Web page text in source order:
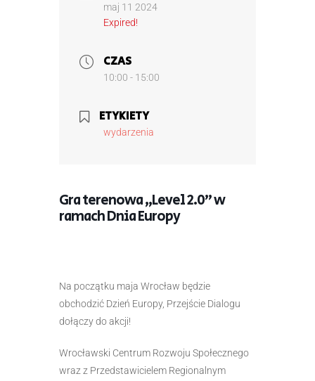
maj 11 2024
Expired!
CZAS
10:00 - 15:00
ETYKIETY
wydarzenia
Gra terenowa „Level 2.0” w
ramach Dnia Europy
Na początku maja Wrocław będzie
obchodzić Dzień Europy, Przejście Dialogu
dołączy do akcji!
Wrocławski Centrum Rozwoju Społecznego
wraz z Przedstawicielem Regionalnym